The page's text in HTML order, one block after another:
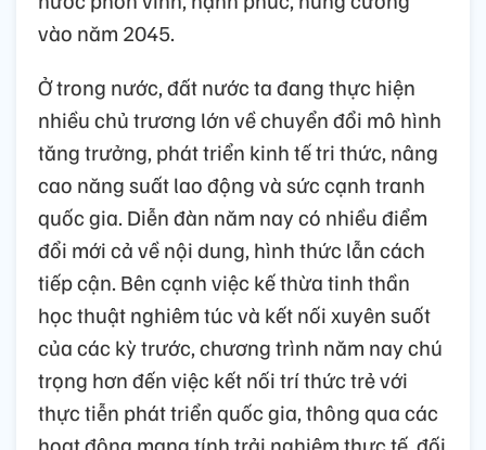
vào năm 2045.
Ở trong nước, đất nước ta đang thực hiện
nhiều chủ trương lớn về chuyển đổi mô hình
tăng trưởng, phát triển kinh tế tri thức, nâng
cao năng suất lao động và sức cạnh tranh
quốc gia. Diễn đàn năm nay có nhiều điểm
đổi mới cả về nội dung, hình thức lẫn cách
tiếp cận. Bên cạnh việc kế thừa tinh thần
học thuật nghiêm túc và kết nối xuyên suốt
của các kỳ trước, chương trình năm nay chú
trọng hơn đến việc kết nối trí thức trẻ với
thực tiễn phát triển quốc gia, thông qua các